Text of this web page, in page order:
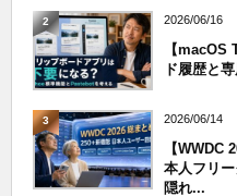
2 2026/06/16
【
ド履歴と
3 2026/06/14
【WWDC
本人フリ
隠れ...